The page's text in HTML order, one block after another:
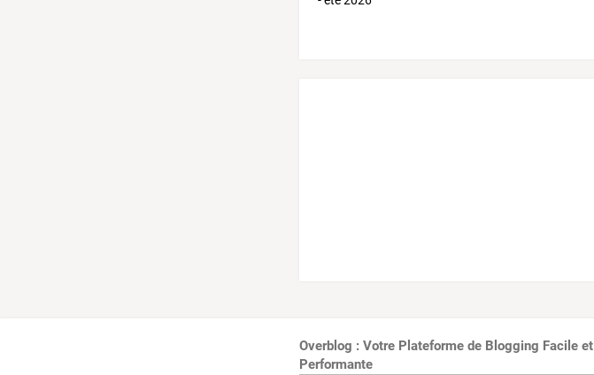
Overblog : Votre Plateforme de Blogging Facile et
Performante